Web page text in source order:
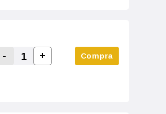
Decrease Quantity:
-
Increase Quantity:
+ Compra